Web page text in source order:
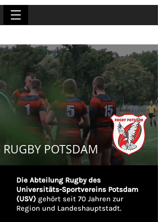
RUGBY POTSDAM
Die Abteilung Rugby des
Universitäts-Sportvereins Potsdam
(USV) gehört seit 70 Jahren zur
Region und Landeshauptstadt.